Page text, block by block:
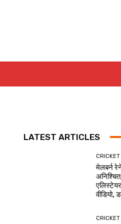
LATEST ARTICLES
CRICKET
मेलबर्न
एलिस्टेयर
वीडियो,
CRICKET